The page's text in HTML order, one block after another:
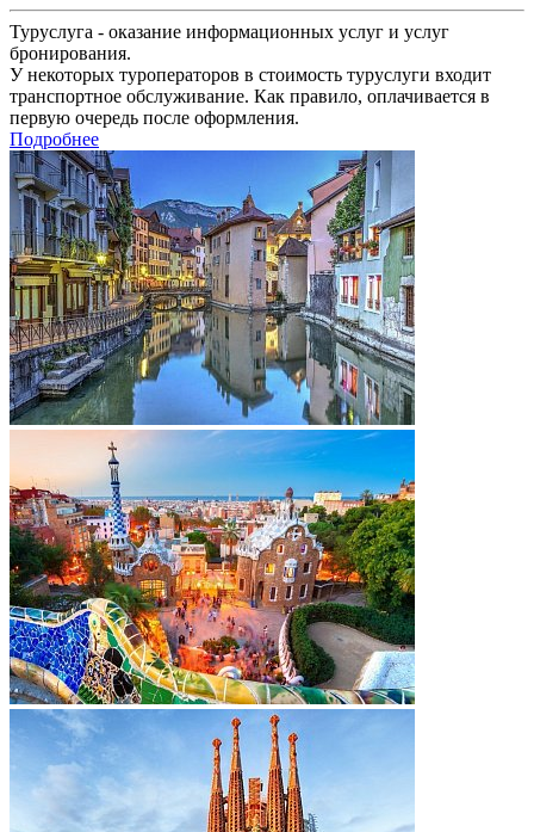
Туруслуга - оказание информационных услуг и услуг
бронирования.
У некоторых туроператоров в стоимость туруслуги входит
транспортное обслуживание. Как правило, оплачивается в
первую очередь после оформления.
Подробнее